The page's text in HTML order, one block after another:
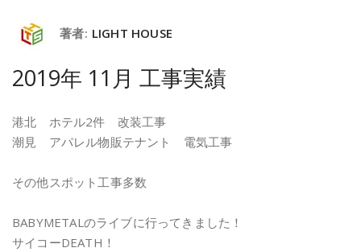
著者: LIGHT HOUSE
2019年 11月 工事実績
港北 ホテル2件 改装工事
潮見 アパレル物販テナント 電気工事
その他スポット工事多数
BABYMETALのライブに行ってきました！
サイコーDEATH！